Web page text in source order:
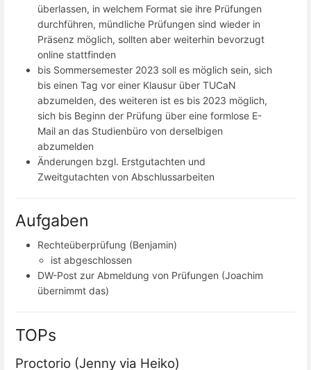
überlassen, in welchem Format sie ihre Prüfungen
durchführen, mündliche Prüfungen sind wieder in
Präsenz möglich, sollten aber weiterhin bevorzugt
online stattfinden
bis Sommersemester 2023 soll es möglich sein, sich
bis einen Tag vor einer Klausur über TUCaN
abzumelden, des weiteren ist es bis 2023 möglich,
sich bis Beginn der Prüfung über eine formlose E-
Mail an das Studienbüro von derselbigen
abzumelden
Änderungen bzgl. Erstgutachten und
Zweitgutachten von Abschlussarbeiten
Aufgaben
Rechteüberprüfung (Benjamin)
ist abgeschlossen
DW-Post zur Abmeldung von Prüfungen (Joachim
übernimmt das)
TOPs
Proctorio (Jenny via Heiko)